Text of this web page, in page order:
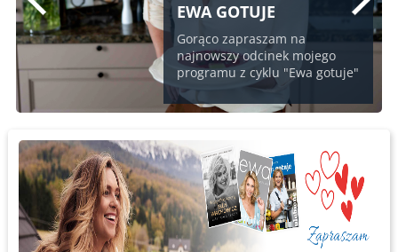
EWA GOTUJE
Gorąco zapraszam na
najnowszy odcinek mojego
programu z cyklu "Ewa gotuje"